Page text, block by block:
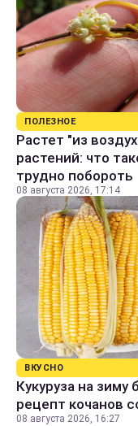
ПОЛЕЗНОЕ
Растет "из
растений: что
трудно побороть
08 августа 2026, 17:14
ВКУСНО
Кукуруза на
рецепт кочанов
08 августа 2026, 16:27